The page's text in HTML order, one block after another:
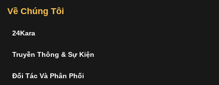
Về Chúng Tôi
24Kara
Truyền Thông & Sự Kiện
Đối Tác Và Phân Phối